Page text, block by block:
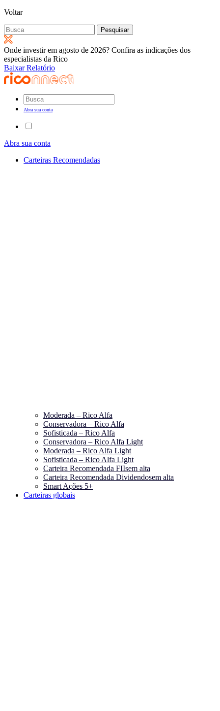
Voltar
Pesquisar
por:
Onde investir em agosto de 2026? Confira as indicações dos
especialistas da Rico
Baixar Relatório
Abra sua conta
Abra sua conta
Carteiras Recomendadas
Moderada – Rico Alfa
Conservadora – Rico Alfa
Sofisticada – Rico Alfa
Conservadora – Rico Alfa Light
Moderada – Rico Alfa Light
Sofisticada – Rico Alfa Light
Carteira Recomendada FIIsem alta
Carteira Recomendada Dividendosem alta
Smart Ações 5+
Carteiras globais